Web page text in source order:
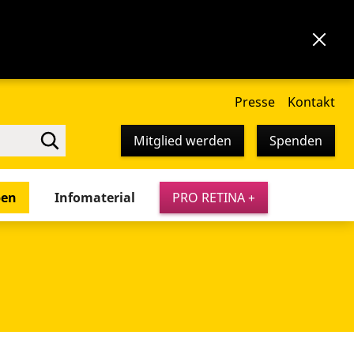
Presse Kontakt
Mitglied werden Spenden
Infomaterial PRO RETINA +